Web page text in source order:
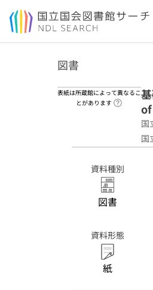
本文へ移動
図書
表紙は所蔵館によって異なるこ
とがあります
ヘル
国
国
資料種別
図書
資料形態
紙